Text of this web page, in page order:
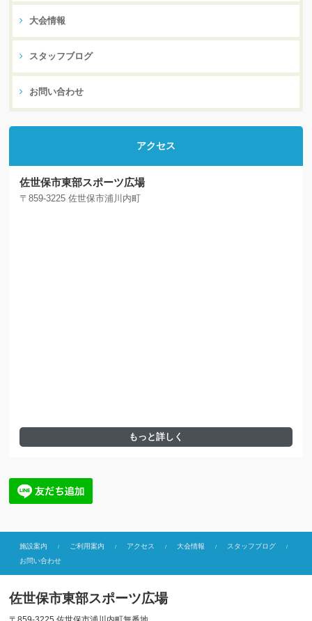
大会情報
スタッフブログ
お問い合わせ
アクセス
佐世保市東部スポーツ広場
〒859-3225 佐世保市浦川内町
もっと詳しく
施設案内 ご利用案内 アクセス 大会情報
スタッフブログ
お問い合わせ
佐世保市東部スポーツ広場